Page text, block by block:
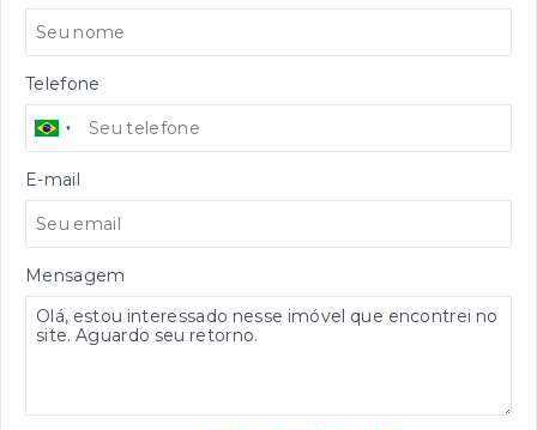
Telefone
E-mail
Mensagem